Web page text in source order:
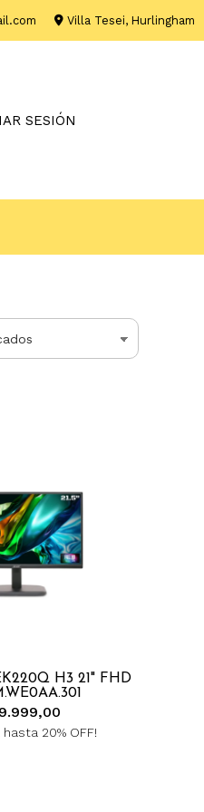
Villa Tesei, Hurlingham
SESIÓN
H3 21" FHD
20% OFF!